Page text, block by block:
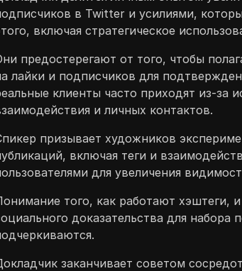
в Twitter и усилиями,
включая стратегическое
предостерегают от того, чтобы
лайки и подписчиков для
клиенты часто приходят из-за
и личных контактов.
призывает художников
включая теги и
для увеличения
того, как работают хэштеги,
доказательства для набора
заканчивает советом